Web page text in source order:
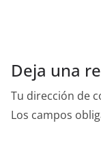
Deja una
Tu dirección de
Los campos